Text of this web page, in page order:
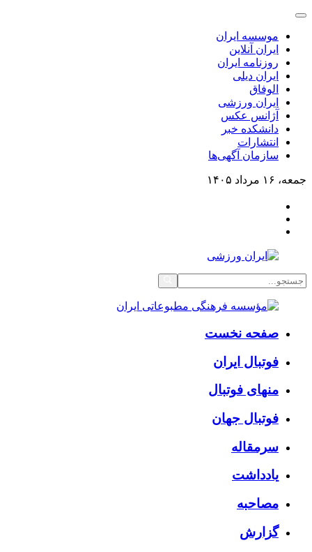
موسسه ایران
ایران آنلاین
روزنامه ایران
ایران دیلی
الوفاق
ایران ورزشی
آژانس عکس
دانشکده خبر
انتشارات
سازمان آگهی‌ها
جمعه، ۱۶ مرداد ۱۴۰۵
صفحه نخست
فوتبال ایران
منهای فوتبال
فوتبال جهان
سرمقاله
یادداشت
مصاحبه
گزارش